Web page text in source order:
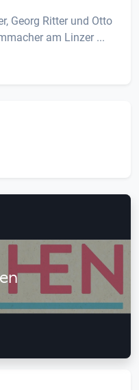
Georg Ritter und Otto
am Linzer ...